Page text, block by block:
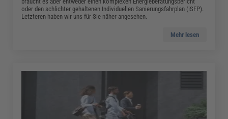
oder den schlichter gehaltenen Individuellen Sanierungsfahrplan (iSFP).
Letzteren haben wir uns für Sie näher angesehen.
Mehr lesen